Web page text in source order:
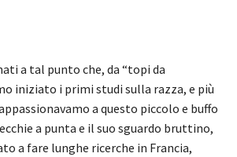
a tal punto che, da “topi da
iniziato i primi studi sulla razza, e più
a questo piccolo e buffo
a punta e il suo sguardo bruttino,
a fare lunghe ricerche in Francia,